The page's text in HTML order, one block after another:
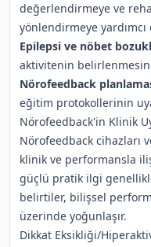
değerlendirmeye ve
yönlendirmeye yardımcı
Epilepsi ve nöbet
aktivitenin
Nörofeedback
eğitim protokollerinin
Nörofeedback'in Klinik
Nörofeedback cihazları
klinik ve performansla
güçlü pratik ilgi
belirtiler, bilişsel
üzerinde yoğunlaşır.
Dikkat Eksikliği/